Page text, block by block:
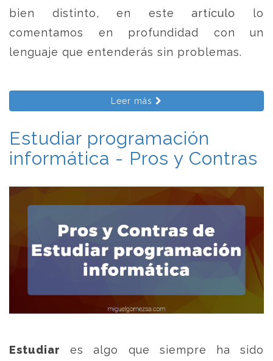
bien distinto, en este artículo lo
comentamos en profundidad con un
lenguaje que entenderás sin problemas.
Leer más
Estudiar programación
informática - Pros y Contras
Estudiar es algo que siempre ha sido